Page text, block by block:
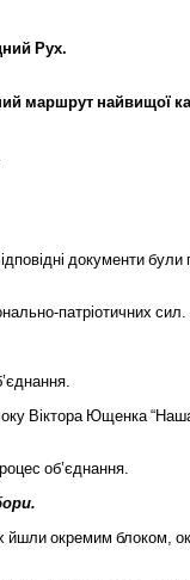
Рух.
маршрут найвищої
документи були
-патріотичних сил.
’єднання.
Віктора Ющенка “
об’єднання.
.
йшли окремим блоком,